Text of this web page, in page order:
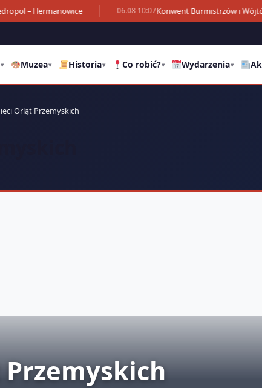
– Hermanowice 06.08 10:07Konwent Burmistrzów i
▾ Muzea▾ Historia▾ Co robić?▾ Wydarzenia▾
Orląt Przemyskich